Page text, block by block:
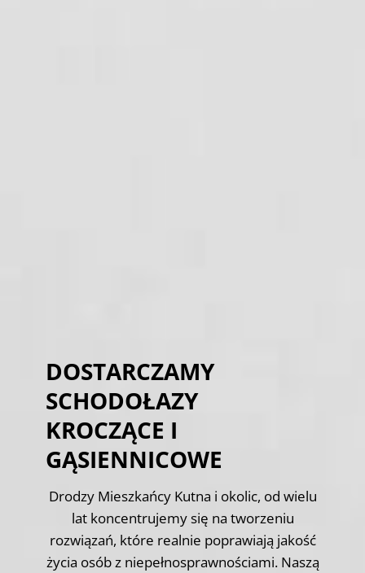
DOSTARCZAMY
SCHODOŁAZY
KROCZĄCE I
GĄSIENNICOWE
Drodzy Mieszkańcy Kutna i okolic, od wielu
lat koncentrujemy się na tworzeniu
rozwiązań, które realnie poprawiają jakość
życia osób z niepełnosprawnościami. Naszą